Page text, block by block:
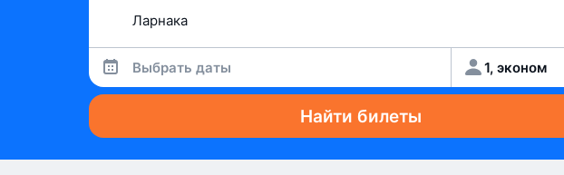
Выбрать даты 1, эконом
Найти билеты